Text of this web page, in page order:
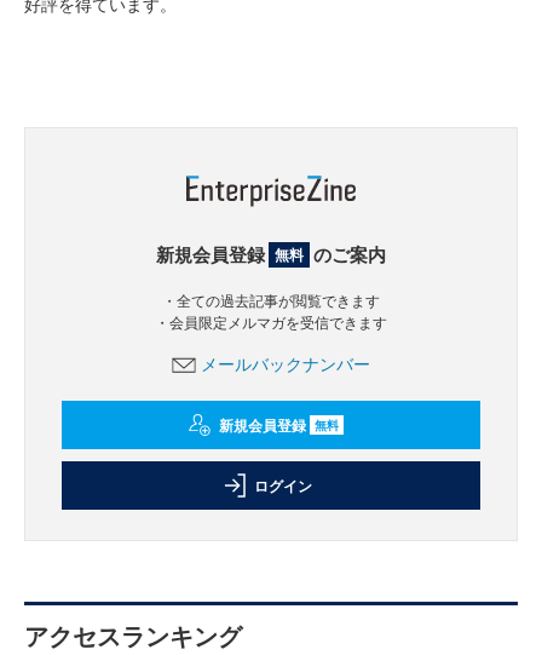
新規会員登録 無料 のご案内
・全ての過去記事が閲覧できます
・会員限定メルマガを受信できます
メールバックナンバー
新規会員登録 無料
ログイン
アクセスランキング